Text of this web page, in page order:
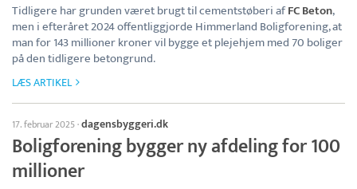
Tidligere har grunden været brugt til cementstøberi afFC Beton,
men i efteråret 2024 offentliggjorde Himmerland Boligforening, at
man for 143 millioner kroner vil bygge et plejehjem med 70 boliger
på den tidligere betongrund.
LÆS ARTIKEL
17. februar 2025·dagensbyggeri.dk
Boligforening bygger ny afdeling for 100
millioner